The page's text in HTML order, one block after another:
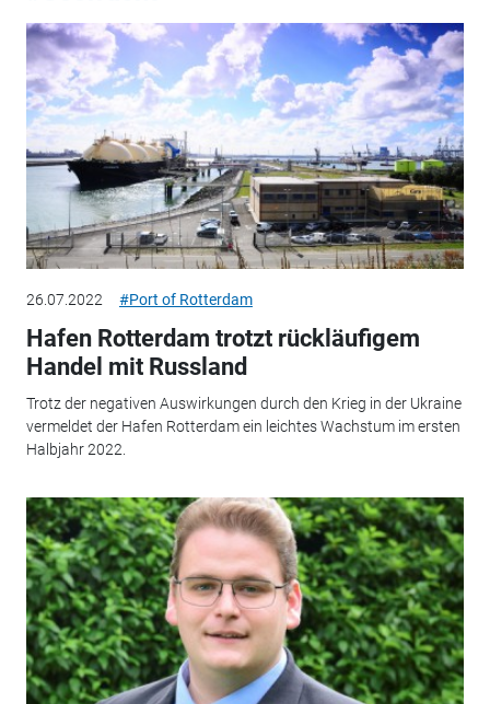
26.07.2022 #Port of Rotterdam
Hafen Rotterdam trotzt rückläufigem
Handel mit Russland
Trotz der negativen Auswirkungen durch den Krieg in der Ukraine
vermeldet der Hafen Rotterdam ein leichtes Wachstum im ersten
Halbjahr 2022.